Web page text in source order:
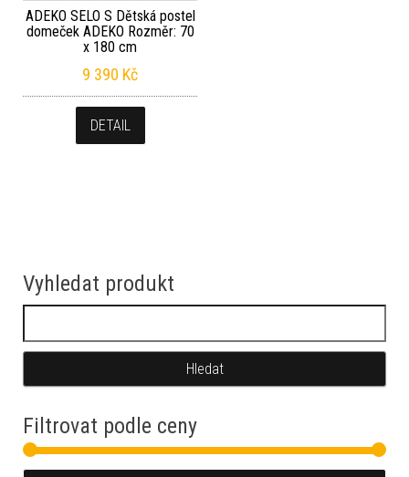
ADEKO SELO S Dětská postel
domeček ADEKO Rozměr: 70
x 180 cm
9 390 Kč
DETAIL
Vyhledat produkt
Filtrovat podle ceny